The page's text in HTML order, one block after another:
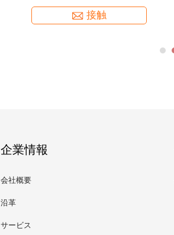
接触
企業情報
会社概要
沿革
サービス